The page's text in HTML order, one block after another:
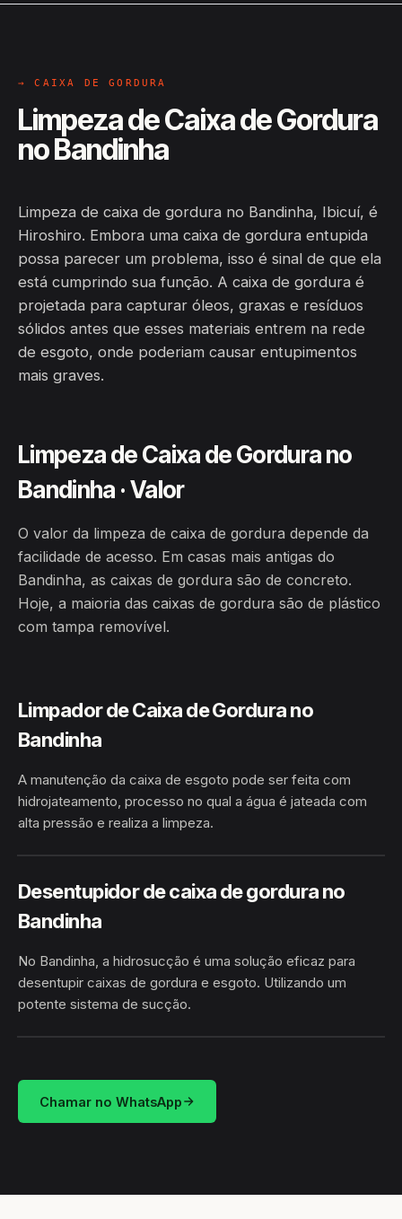
→ CAIXA DE GORDURA
Limpeza de Caixa de Gordura
no Bandinha
Limpeza de caixa de gordura no Bandinha, Ibicuí, é
Hiroshiro. Embora uma caixa de gordura entupida
possa parecer um problema, isso é sinal de que ela
está cumprindo sua função. A caixa de gordura é
projetada para capturar óleos, graxas e resíduos
sólidos antes que esses materiais entrem na rede
de esgoto, onde poderiam causar entupimentos
mais graves.
Limpeza de Caixa de Gordura no
Bandinha · Valor
O valor da limpeza de caixa de gordura depende da
facilidade de acesso. Em casas mais antigas do
Bandinha, as caixas de gordura são de concreto.
Hoje, a maioria das caixas de gordura são de plástico
com tampa removível.
Limpador de Caixa de Gordura no
Bandinha
A manutenção da caixa de esgoto pode ser feita com
hidrojateamento, processo no qual a água é jateada com
alta pressão e realiza a limpeza.
HIDROJATEAMENTO
Desentupidor de caixa de gordura no
Bandinha
No Bandinha, a hidrosucção é uma solução eficaz para
desentupir caixas de gordura e esgoto. Utilizando um
potente sistema de sucção.
HIDROSUCÇÃO
Chamar no WhatsApp